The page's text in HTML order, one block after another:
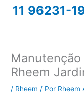
11 96231-
Rheem
/ Rheem / Por Rheem